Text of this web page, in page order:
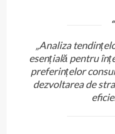
„Analiza
esențială pentru
preferințelor
dezvoltarea de